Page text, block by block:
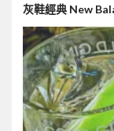
灰鞋經典 New